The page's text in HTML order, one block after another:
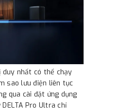
nhất có thể chạy
sao lưu điện liên tục
qua cài đặt ứng dụng
Pro Ultra chỉ